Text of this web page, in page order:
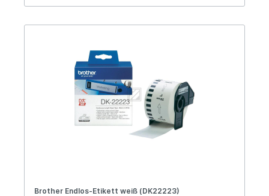
Brother Endlos-Etikett weiß (DK22223)